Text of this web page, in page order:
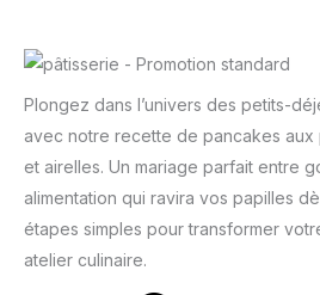
Plongez dans l’univers des petits-
avec notre recette de pancakes aux
et airelles. Un mariage parfait entre
alimentation qui ravira vos papilles
étapes simples pour transformer
atelier culinaire.